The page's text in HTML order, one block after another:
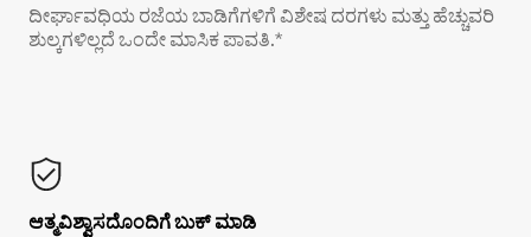
ದೀರ್ಘಾವಧಿಯ ರಜೆಯ ಬಾಡಿಗೆಗಳಿಗೆ ವಿಶೇಷ ದರಗಳು ಮತ್ತು ಹೆಚ್ಚುವರಿ
ಶುಲ್ಕಗಳಿಲ್ಲದೆ ಒಂದೇ ಮಾಸಿಕ ಪಾವತಿ.*
ಆತ್ಮವಿಶ್ವಾಸದೊಂದಿಗೆ ಬುಕ್ ಮಾಡಿ